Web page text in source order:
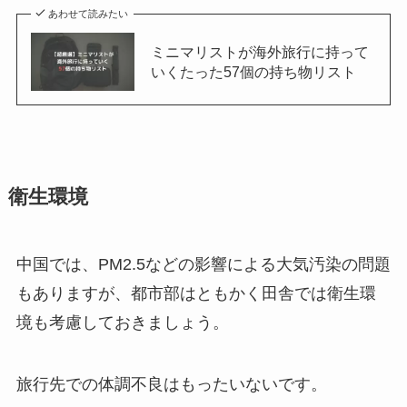
あわせて読みたい
ミニマリストが海外旅行に持って
いくたった57個の持ち物リスト
衛生環境
中国では、PM2.5などの影響による大気汚染の問題
もありますが、都市部はともかく田舎では衛生環
境も考慮しておきましょう。
旅行先での体調不良はもったいないです。